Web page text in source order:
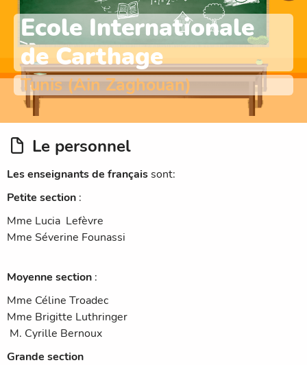
Ecole Internationale
de Carthage
Tunis (Ain Zaghouan)
Le personnel
Les enseignants de françaissont:
Petite section :
Mme Lucia Lefèvre
Mme Séverine Founassi
Moyenne section :
Mme Céline Troadec
Mme Brigitte Luthringer
M. Cyrille Bernoux
Grande section